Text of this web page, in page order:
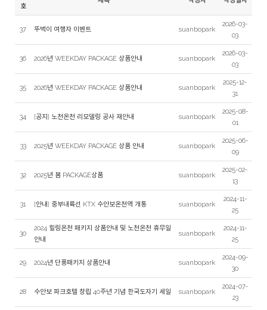
호
37 뚜벅이 여행자 이벤트 suanbopark
2026-03-
03
36 2026년 WEEKDAY PACKAGE 상품안내 suanbopark
2026-03-
03
35 2026년 WEEKDAY PACKAGE 상품안내 suanbopark
2025-12-
31
34 [공지] 노천온천 리모델링 공사 재안내 suanbopark
2025-08-
01
33 2025년 WEEKDAY PACKAGE 상품 안내 suanbopark
2025-06-
09
32 2025년 봄 PACKAGE상품 suanbopark
2025-02-
13
31 [안내] 중부내륙선 KTX 수안보온천역 개통 suanbopark
2024-11-
25
30
2024 힐링온천 패키지 상품안내 및 노천온천 휴무일
안내
suanbopark
2024-11-
25
29 2024년 단풍패키지 상품안내 suanbopark
2024-09-
30
28 수안보 파크호텔 창립 40주년 기념 한국도자기 세일 suanbopark
2024-07-
23